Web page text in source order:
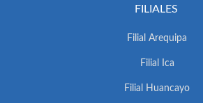
FILIALES
Filial Arequipa
Filial Ica
Filial Huancayo